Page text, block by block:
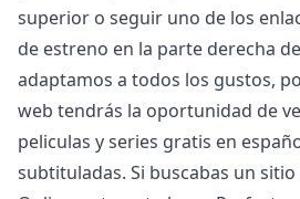
superior o seguir uno de los
de estreno en la parte derecha
adaptamos a todos los gustos,
web tendrás la oportunidad de
peliculas y series gratis en
subtituladas. Si buscabas un sitio